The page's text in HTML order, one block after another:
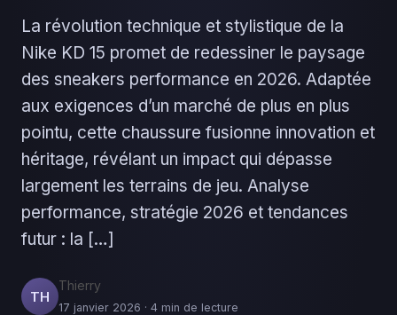
La révolution technique et stylistique de la
Nike KD 15 promet de redessiner le paysage
des sneakers performance en 2026. Adaptée
aux exigences d’un marché de plus en plus
pointu, cette chaussure fusionne innovation et
héritage, révélant un impact qui dépasse
largement les terrains de jeu. Analyse
performance, stratégie 2026 et tendances
futur : la […]
TH
Thierry
17 janvier 2026 · 4 min de lecture